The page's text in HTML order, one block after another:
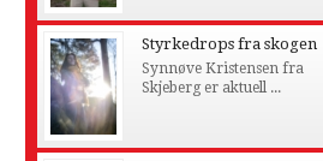
Styrkedrops fra skogen
Synnøve Kristensen fra
Skjeberg er aktuell ...